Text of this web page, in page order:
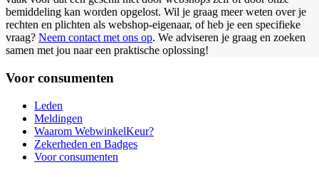
bemiddeling kan worden opgelost. Wil je graag meer weten over je
rechten en plichten als webshop-eigenaar, of heb je een specifieke
vraag? Neem contact met ons op. We adviseren je graag en zoeken
samen met jou naar een praktische oplossing!
Voor consumenten
Leden
Meldingen
Waarom WebwinkelKeur?
Zekerheden en Badges
Voor consumenten